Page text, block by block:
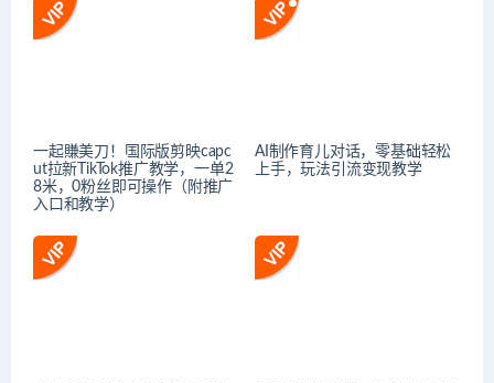
一起賺美刀！国际版剪映capc
ut拉新TikTok推广教学，一单2
8米，0粉丝即可操作（附推广
入口和教学）
AI制作育儿对话，零基础轻松
上手，玩法引流变现教学